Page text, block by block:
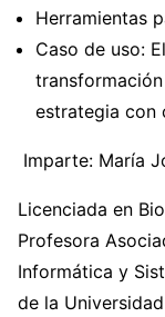
Herramientas
Caso de uso:
estrategia con
Imparte: María
Licenciada en
Profesora
Informática y
de la